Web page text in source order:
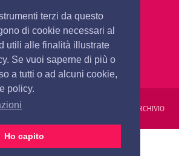
terzi da questo
di cookie necessari al
utili alle finalità illustrate
Se vuoi saperne di più o
a tutti o ad alcuni cookie,
policy.
Ho capito
PRIVACY E COOKIES ARCHIVIO
24 ORE VIDEO